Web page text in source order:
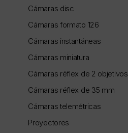
Cámaras disc
Cámaras formato 126
Cámaras instantáneas
Cámaras miniatura
Cámaras réflex de 2 objetivos
Cámaras réflex de 35 mm
Cámaras telemétricas
Proyectores